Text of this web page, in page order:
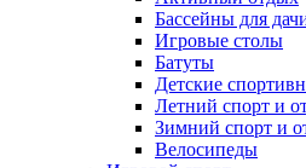
Бассейны для
Игровые столы
Батуты
Детские
Летний спорт и
Зимний спорт и
Велосипеды